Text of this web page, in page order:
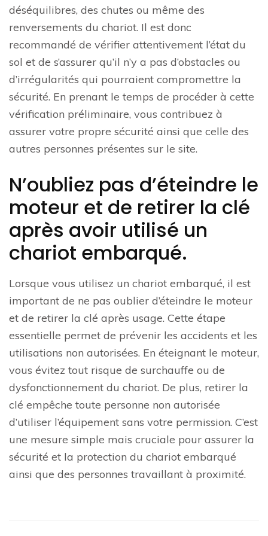
déséquilibres, des chutes ou même des
renversements du chariot. Il est donc
recommandé de vérifier attentivement l’état du
sol et de s’assurer qu’il n’y a pas d’obstacles ou
d’irrégularités qui pourraient compromettre la
sécurité. En prenant le temps de procéder à cette
vérification préliminaire, vous contribuez à
assurer votre propre sécurité ainsi que celle des
autres personnes présentes sur le site.
N’oubliez pas d’éteindre le
moteur et de retirer la clé
après avoir utilisé un
chariot embarqué.
Lorsque vous utilisez un chariot embarqué, il est
important de ne pas oublier d’éteindre le moteur
et de retirer la clé après usage. Cette étape
essentielle permet de prévenir les accidents et les
utilisations non autorisées. En éteignant le moteur,
vous évitez tout risque de surchauffe ou de
dysfonctionnement du chariot. De plus, retirer la
clé empêche toute personne non autorisée
d’utiliser l’équipement sans votre permission. C’est
une mesure simple mais cruciale pour assurer la
sécurité et la protection du chariot embarqué
ainsi que des personnes travaillant à proximité.